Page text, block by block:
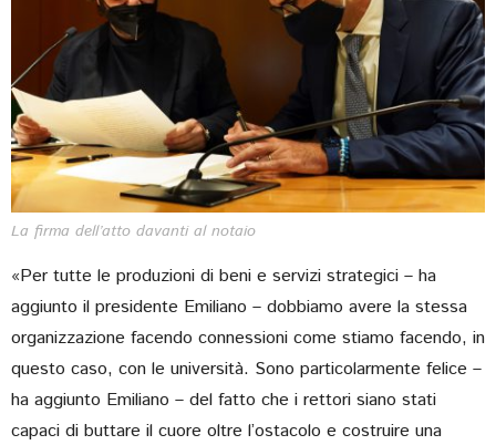
La firma dell’atto davanti al notaio
«Per tutte le produzioni di beni e servizi strategici – ha
aggiunto il presidente Emiliano – dobbiamo avere la stessa
organizzazione facendo connessioni come stiamo facendo, in
questo caso, con le università. Sono particolarmente felice –
ha aggiunto Emiliano – del fatto che i rettori siano stati
capaci di buttare il cuore oltre l’ostacolo e costruire una